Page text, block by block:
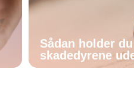
Sådan holder du
skadedyrene